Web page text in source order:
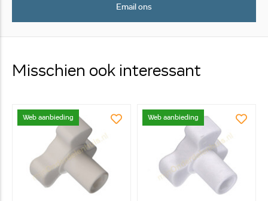
Email ons
Misschien ook interessant
Web aanbieding Web aanbieding